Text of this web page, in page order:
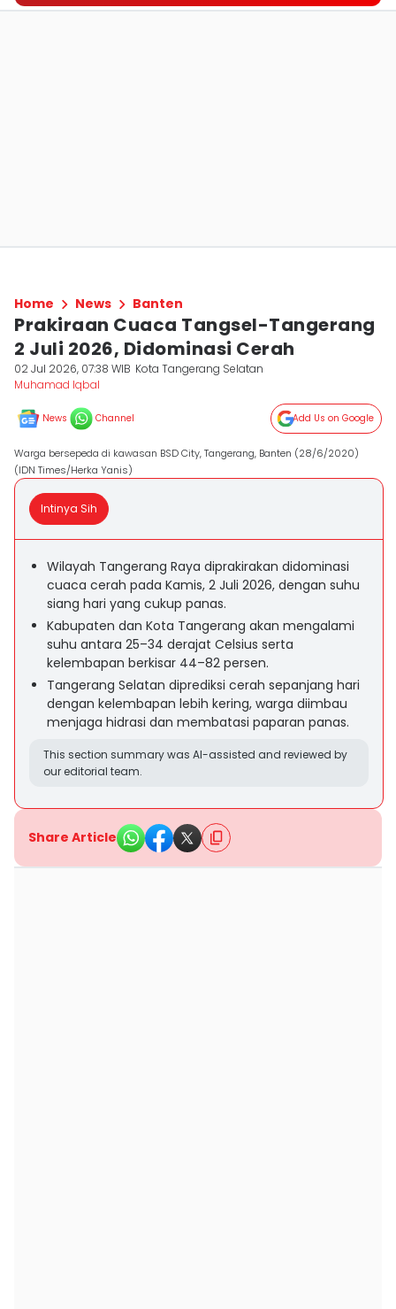
Home News Banten
Prakiraan Cuaca Tangsel-Tangerang
2 Juli 2026, Didominasi Cerah
02 Jul 2026, 07:38 WIB Kota Tangerang Selatan
Muhamad Iqbal
News Channel Add Us on Google
Warga bersepeda di kawasan BSD City, Tangerang, Banten (28/6/2020)
(IDN Times/Herka Yanis)
Intinya Sih
Wilayah Tangerang Raya diprakirakan didominasi
cuaca cerah pada Kamis, 2 Juli 2026, dengan suhu
siang hari yang cukup panas.
Kabupaten dan Kota Tangerang akan mengalami
suhu antara 25–34 derajat Celsius serta
kelembapan berkisar 44–82 persen.
Tangerang Selatan diprediksi cerah sepanjang hari
dengan kelembapan lebih kering, warga diimbau
menjaga hidrasi dan membatasi paparan panas.
This section summary was AI-assisted and reviewed by
our editorial team.
Share Article